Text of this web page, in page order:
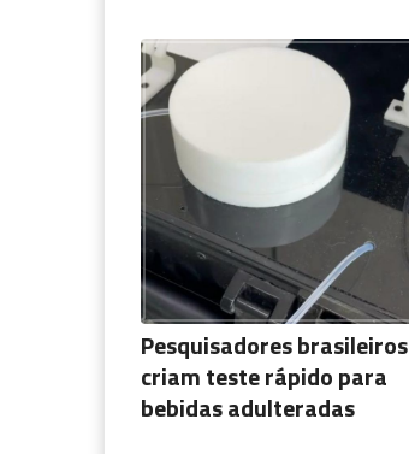
Pesquisadores brasileiros
criam teste rápido para
bebidas adulteradas